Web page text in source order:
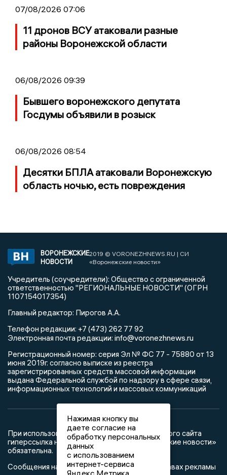
07/08/2026 07:06
11 дронов ВСУ атаковали разные
районы Воронежской области
06/08/2026 09:39
Бывшего воронежского депутата
Госдумы объявили в розыск
06/08/2026 08:54
Десятки БПЛА атаковали Воронежскую
область ночью, есть повреждения
ВОРОНЕЖСКИЕ
НОВОСТИ
2019 © VORONEZHNEWS.RU | СИ
«Воронежские новости»
Учредитель (соучредители): Общество с ограниченной
ответственностью "РЕГИОНАЛЬНЫЕ НОВОСТИ" (ОГРН
1107154017354)
Главный редактор: Пирогов А.А.
Телефон редакции: +7 (473) 262 77 92
Электронная почта редакции: info@voronezhnews.ru
Регистрационный номер: серия Эл № ФС 77 - 75880 от 13
июня 2019г. согласно выписке из реестра
зарегистрированных средств массовой информации
выдана Федеральной службой по надзору в сфере связи,
информационных технологий и массовых коммуникаций
При использовании любого материала с данного сайта
гиперссылка на Сетевое издание «Воронежские новости»
обязательна.
Сообщения на сером фоне размещены на правах рекламы
Нажимая кнопку вы
даете согласие на
обработку персональных
данных
с использованием
интернет-сервиса
Яндекс.Метрика,